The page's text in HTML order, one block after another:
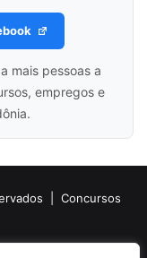
mais pessoas a
empregos e
| Concursos